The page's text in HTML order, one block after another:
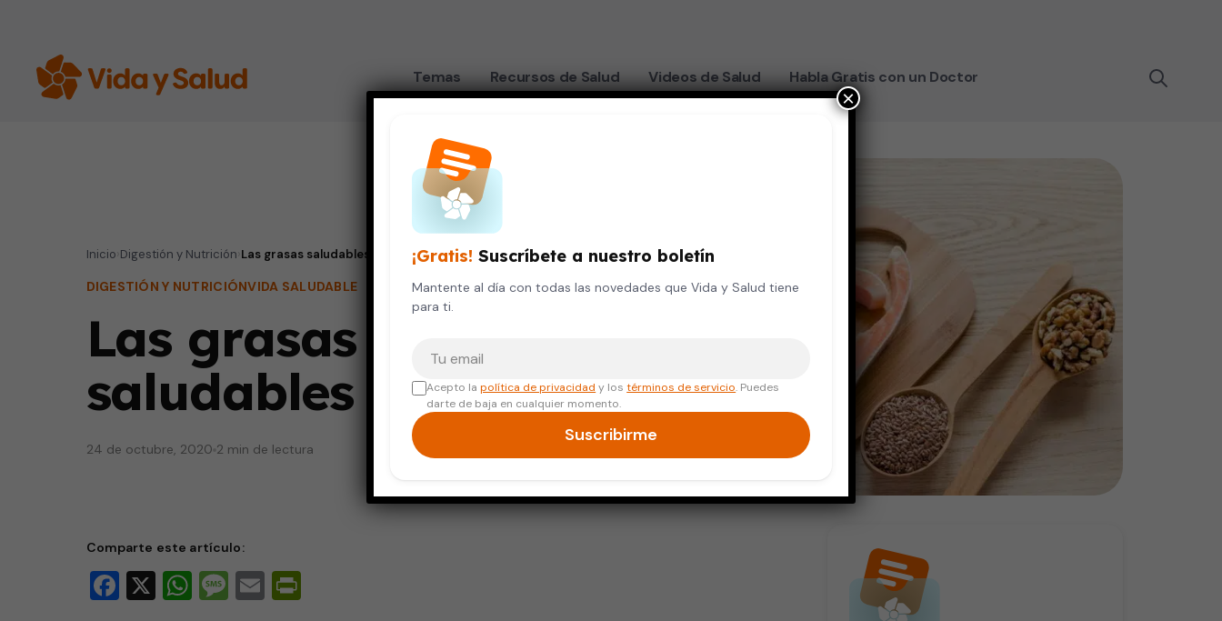
Temas Recursos de Salud Videos de Salud Habla Gratis con un Doctor
Inicio Digestión y Nutrición Las grasas saludables
DIGESTIÓN Y NUTRICIÓNVIDA SALUDABLE
Las grasas
saludables
24 de octubre, 2020 2 min de lectura
Comparte este artículo:
Facebook
X WhatsApp
Message
EmailPrintFriendly
¡Gratis! Suscríbete a nuestro boletín
Mantente al día con todas las novedades que Vida y Salud tiene
para ti.
Acepto lapolítica de privacidad y lostérminos de servicio. Puedes
darte de baja en cualquier momento.
Suscribirme
×